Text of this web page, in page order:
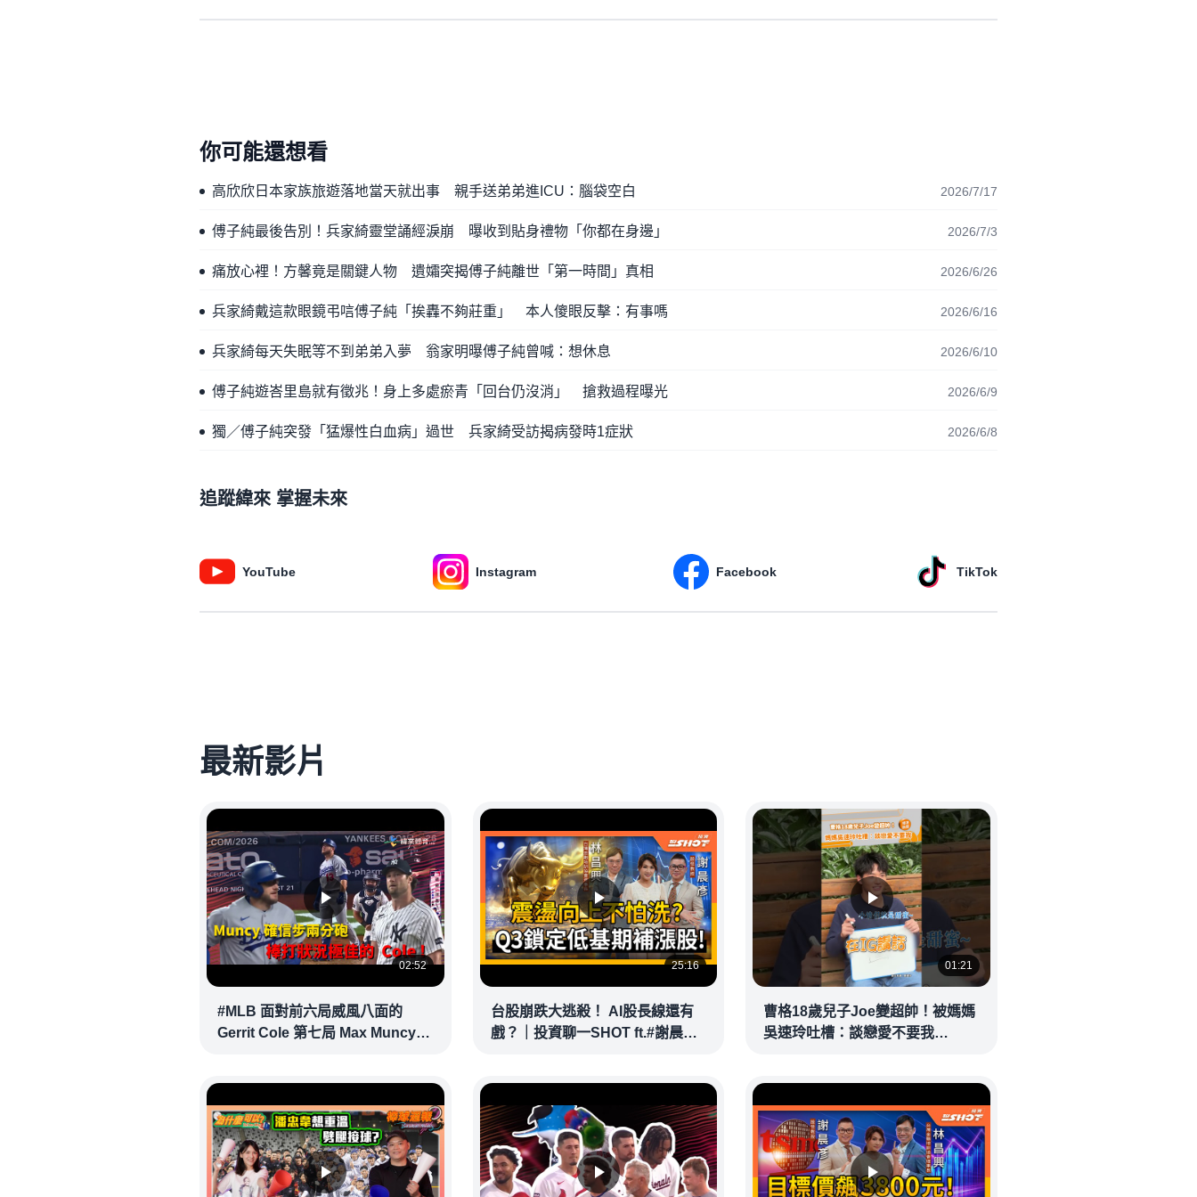
你可能還想看
高欣欣日本家族旅遊落地當天就出事 親手送弟弟進ICU：腦袋空白 2026/7/17
傅子純最後告別！兵家綺靈堂誦經淚崩 曝收到貼身禮物「你都在身邊」 2026/7/3
痛放心裡！方馨竟是關鍵人物 遺孀突揭傅子純離世「第一時間」真相 2026/6/26
兵家綺戴這款眼鏡弔唁傅子純「挨轟不夠莊重」 本人傻眼反擊：有事嗎 2026/6/16
兵家綺每天失眠等不到弟弟入夢 翁家明曝傅子純曾喊：想休息 2026/6/10
傅子純遊峇里島就有徵兆！身上多處瘀青「回台仍沒消」 搶救過程曝光 2026/6/9
獨／傅子純突發「猛爆性白血病」過世 兵家綺受訪揭病發時1症狀 2026/6/8
追蹤緯來 掌握未來
YouTube Instagram Facebook TikTok
最新影片
02:52
#MLB 面對前六局威風八面的
Gerrit Cole 第七局 Max Muncy
25:16
台股崩跌大逃殺！ AI股長線還有
戲？｜投資聊一SHOT ft.#謝晨彥
01:21
曹格18歲兒子Joe變超帥！被媽媽
吳速玲吐槽：談戀愛不要我